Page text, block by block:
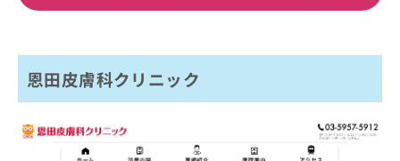
恩田皮膚科クリニック